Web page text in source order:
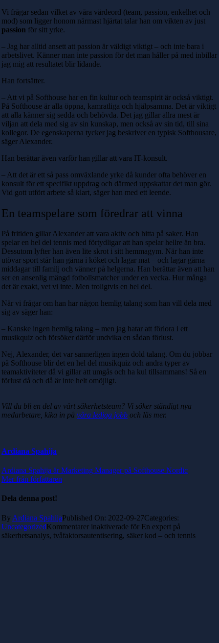
Vi frågar sedan vilket av våra värdeord (team, passion, enkelhet och
mod) som ligger honom närmast hjärtat talar han om vikten av just
passion för sitt yrke.
– Jag har alltid ansett att passion är väldigt viktigt – och inte bara i
arbetslivet. Känner man inte passion för det man håller på med inbillar
jag mig att resultatet blir lidande.
Han fortsätter.
– Att vi på Softhouse har en fin kultur och teamspirit är också viktigt.
På Softhouse är alla öppna, kamratliga och hjälpsamma. Det är viktigt
att alla känner sig sedda och behövda. Det jag gillar allra mest är
viljan att dela med sig av sin kunskap, men också av sin tid, till sina
kollegor. De egenskaperna tycker jag beskriver en typisk Softhousare,
säger Alexander.
Han berättar även varför han gillar att vara IT-konsult.
– Att det är ett så pass omväxlande yrke då kunder ofta behöver en
konsult för ett specifikt uppdrag och därmed uppskattar det man gör.
Vid gott utfört arbete så klart, säger han med ett leende.
En teamspelare som föredrar att vinna
På fritiden gillar Alexander att vara aktiv och hitta på saker. Han
spelar en hel del tennis med förtydligar att han spelar hellre än bra.
Dessutom lyfter han även lite skrot i sitt hemmagym. När han inte
utövar sport står han gärna i köket och lagar mat – och lagar gärna
middagar till familj och vänner på helgerna. Han berättar även att han
ser en ansenlig mängd fotbollsmatcher under en vecka. Hur många
det är exakt, vet vi inte. Men troligtvis en hel del.
När vi frågar om han har någon hemlig talang som han vill dela med
sig av säger han:
– Kanske ingen hemlig talang – men jag hatar att förlora i ett
musikquiz och försöker därför undvika en sådan förlust.
Nej, Alexander, det var sannerligen ingen dold talang. Om du jobbar
på Softhouse blir det en hel del musikquiz och andra typer av
teamaktiviteter då vi gillar att umgås och ha kul tillsammans! Så en
förlust då och då är inte helt omöjligt.
Vill du bli en del av vårt säkerhetsteam? Vi söker ständigt nya
medarbetare, kika in på våra lediga jobb och läs mer.
Ardiana Spahija
Ardiana Spahija är Marketing Manager på Softhouse Nordic
Mer från författaren
Dela denna post!
By Ardiana SpahijaPublished On: 2022-09-27Categories:
UncategorizedKommentarer inaktiverade för En expert på
säkerhetsanalys, tvåfaktorsautentisering, säker kod – och tennis